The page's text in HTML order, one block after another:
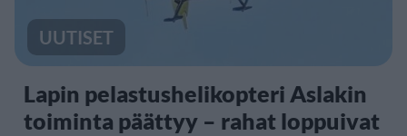
UUTISET
Lapin pelastushelikopteri Aslakin
toiminta päättyy – rahat loppuivat